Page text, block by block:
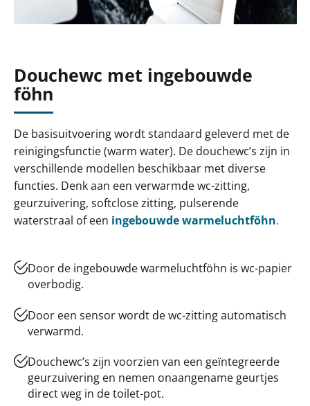
Douchewc met ingebouwde
föhn
De basisuitvoering wordt standaard geleverd met de
reinigingsfunctie (warm water). De douchewc’s zijn in
verschillende modellen beschikbaar met diverse
functies. Denk aan een verwarmde wc-zitting,
geurzuivering, softclose zitting, pulserende
waterstraal of een ingebouwde warmeluchtföhn.
Door de ingebouwde warmeluchtföhn is wc-papier
overbodig.
Door een sensor wordt de wc-zitting automatisch
verwarmd.
Douchewc’s zijn voorzien van een geïntegreerde
geurzuivering en nemen onaangename geurtjes
direct weg in de toilet-pot.